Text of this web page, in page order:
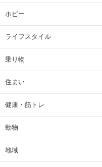
ホビー
ライフスタイル
乗り物
住まい
健康・筋トレ
動物
地域